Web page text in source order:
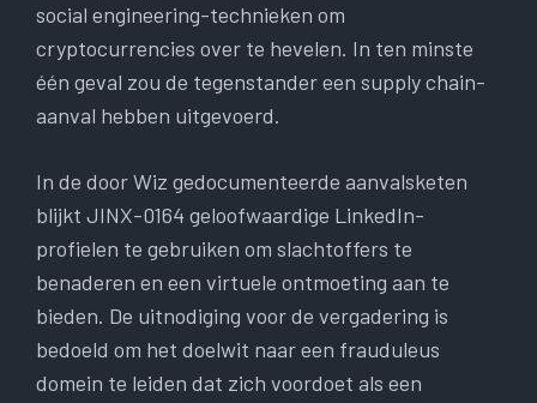
social engineering-technieken om
cryptocurrencies over te hevelen. In ten minste
één geval zou de tegenstander een supply chain-
aanval hebben uitgevoerd.
In de door Wiz gedocumenteerde aanvalsketen
blijkt JINX-0164 geloofwaardige LinkedIn-
profielen te gebruiken om slachtoffers te
benaderen en een virtuele ontmoeting aan te
bieden. De uitnodiging voor de vergadering is
bedoeld om het doelwit naar een frauduleus
domein te leiden dat zich voordoet als een